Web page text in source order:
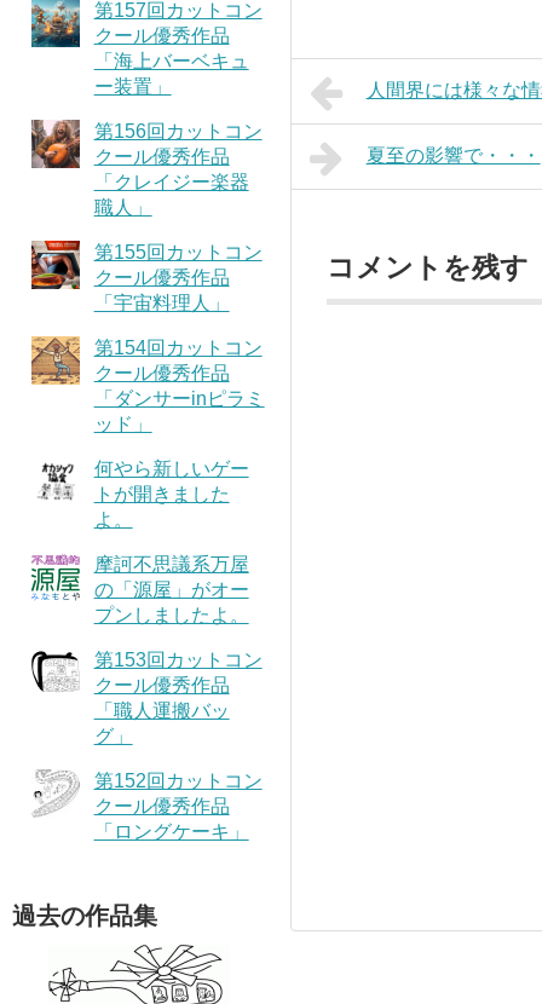
第157回カットコン
クール優秀作品
「海上バーベキュ
ー装置」
第156回カットコン
クール優秀作品
「クレイジー楽器
職人」
第155回カットコン
クール優秀作品
「宇宙料理人」
第154回カットコン
クール優秀作品
「ダンサーinピラミ
ッド」
何やら新しいゲー
トが開きました
よ。
摩訶不思議系万屋
の「源屋」がオー
プンしましたよ。
第153回カットコン
クール優秀作品
「職人運搬バッ
グ」
第152回カットコン
クール優秀作品
「ロングケーキ」
過去の作品集
人間界には様々な
夏至の影響で・・・
コメントを残す